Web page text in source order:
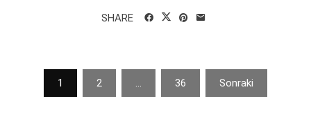
SHARE
sayfalaması
1 2 … 36 Sonraki